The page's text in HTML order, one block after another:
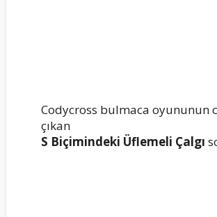
Codycross bulmaca oyununun
çıkan
S Biçimindeki Üflemeli Çalgı